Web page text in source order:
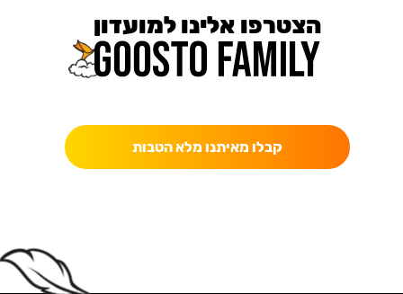
הצטרפו אלינו למועדון
קבלו מאיתנו מלא הטבות